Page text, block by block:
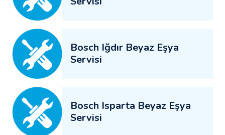
Bosch Iğdır Beyaz Eşya
Servisi
Bosch Isparta Beyaz Eşya
Servisi